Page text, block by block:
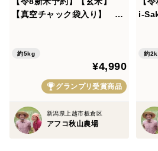
突然の病気の蔓延や、害虫の大
対処療法として使用する方が良い
■イネが健康ならば、薬はいらな
【真空チャック袋入り】 5K
き選別済み。
約5kg
¥4,990
グランプリ受賞商品
新潟県上越市板倉区
アフコ秋山農場
i-
み
弁
約